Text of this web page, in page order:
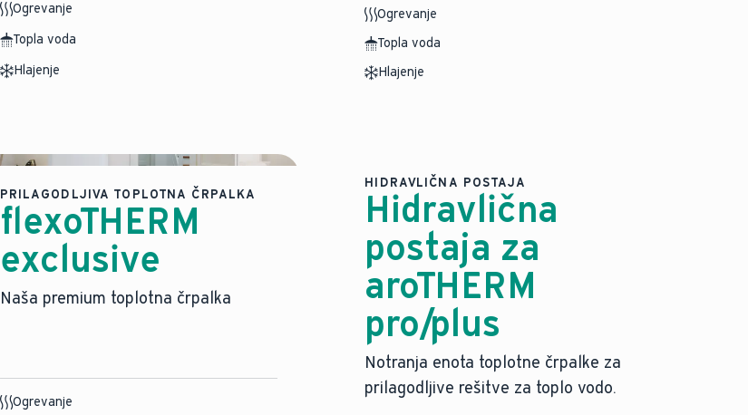
Ogrevanje
Topla voda
Hlajenje
Ogrevanje
Topla voda
Hlajenje
PRILAGODLJIVA TOPLOTNA ČRPALKA
flexoTHERM
exclusive
Naša premium toplotna črpalka
Ogrevanje
HIDRAVLIČNA POSTAJA
Hidravlična
postaja za
aroTHERM
pro/plus
Notranja enota toplotne črpalke za
prilagodljive rešitve za toplo vodo.